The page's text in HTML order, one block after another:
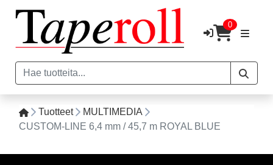
0
Tuotteet
MULTIMEDIA
CUSTOM-LINE 6,4 mm / 45,7 m ROYAL BLUE